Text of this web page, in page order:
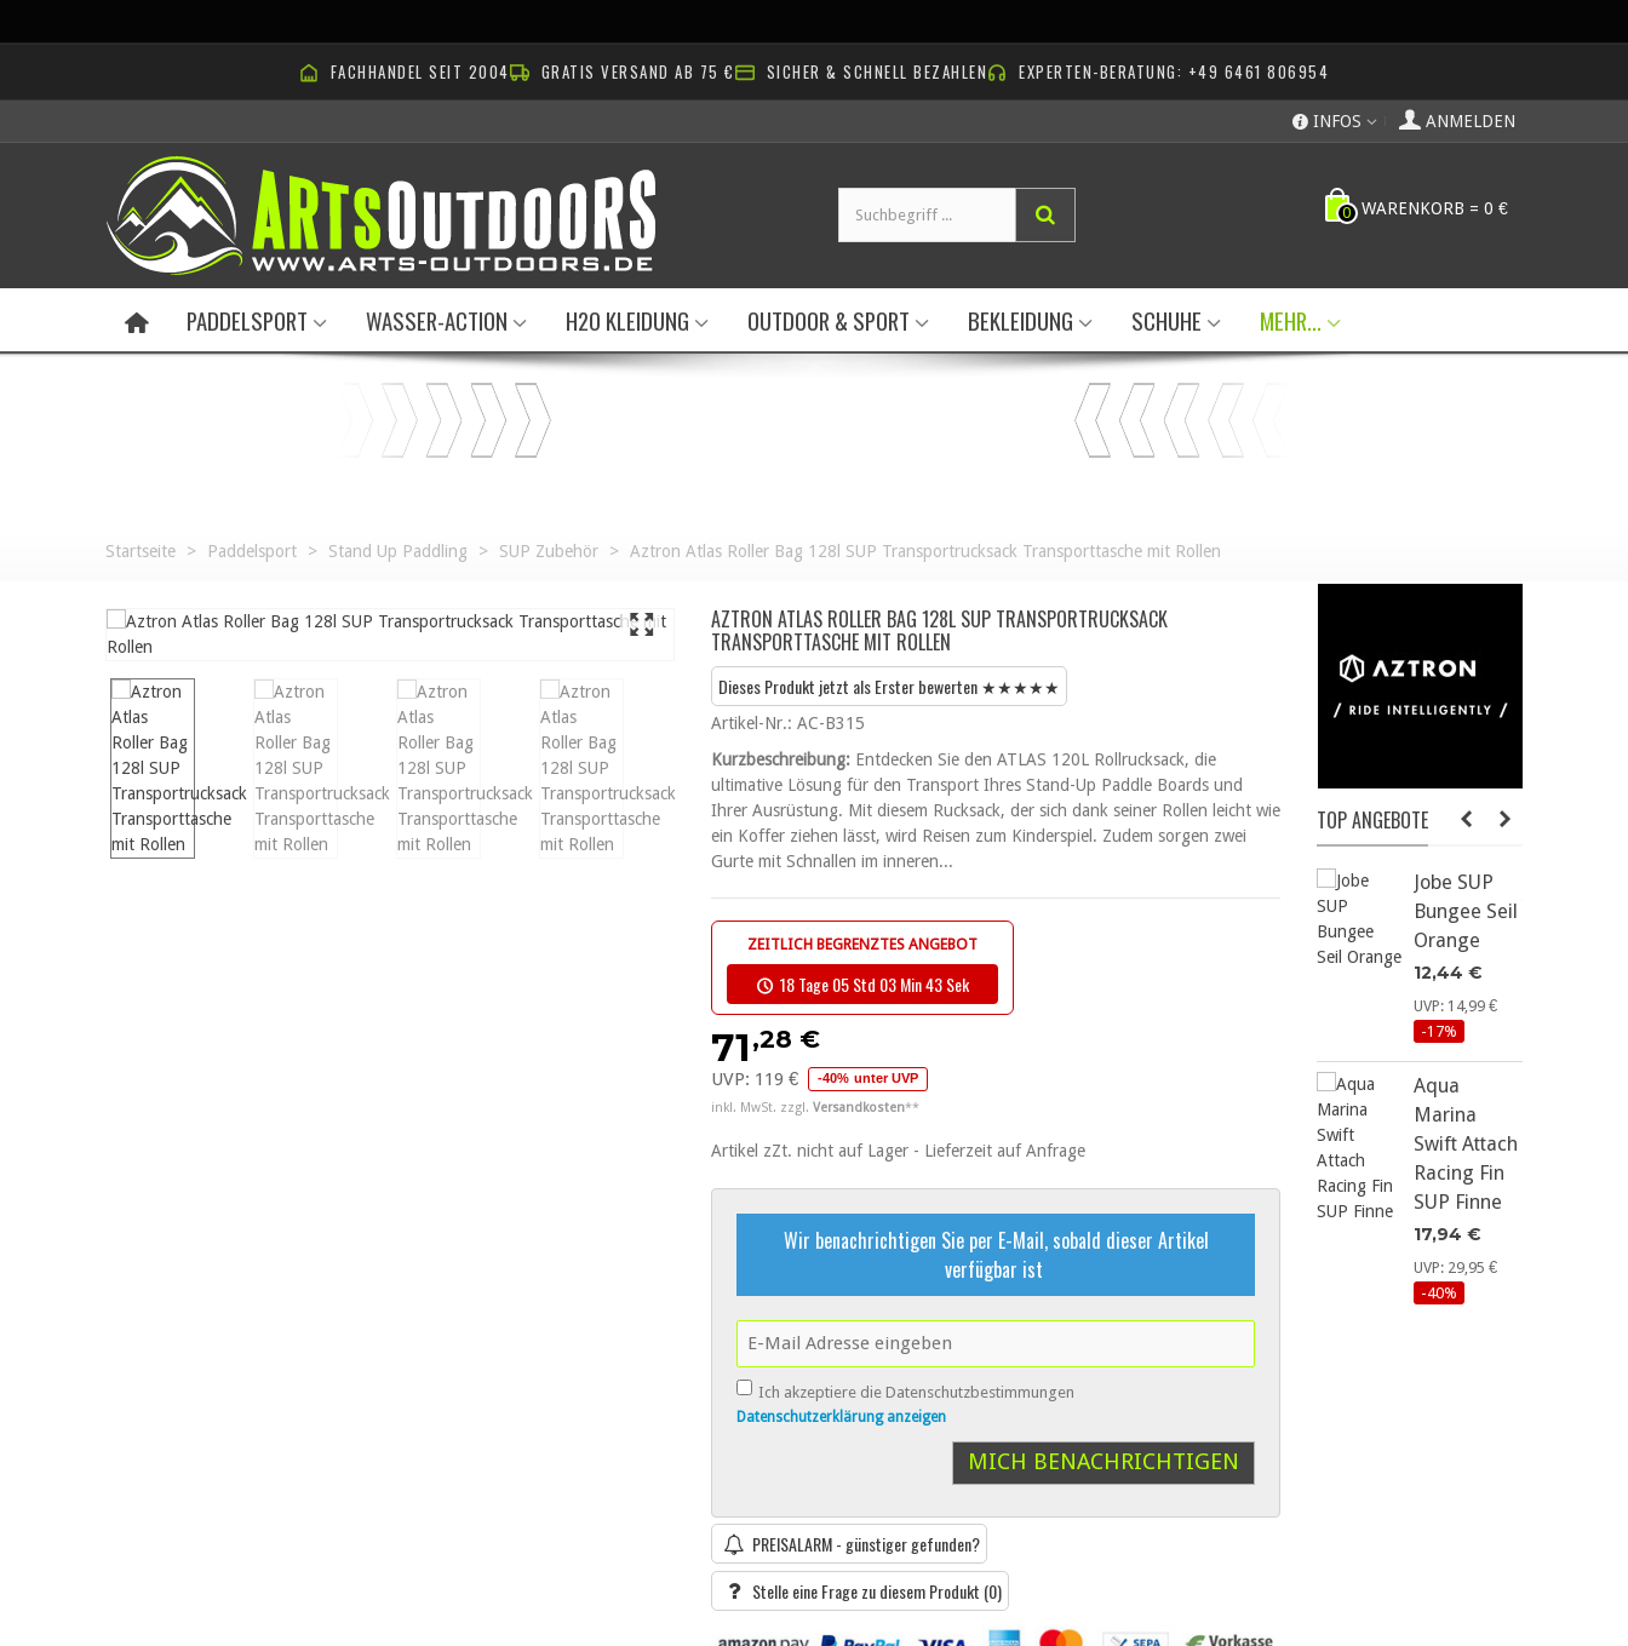
FACHHANDEL SEIT 2004 GRATIS VERSAND AB 75 € SICHER & SCHNELL BEZAHLEN EXPERTEN-BERATUNG: +49 6461 806954
ANMELDEN
INFOS
0 WARENKORB = 0 €
PADDELSPORT WASSER-ACTION H2O KLEIDUNG OUTDOOR & SPORT BEKLEIDUNG SCHUHE MEHR...
Startseite > Paddelsport > Stand Up Paddling > SUP Zubehör > Aztron Atlas Roller Bag 128l SUP Transportrucksack Transporttasche mit Rollen
AZTRON ATLAS ROLLER BAG 128L SUP TRANSPORTRUCKSACK
TRANSPORTTASCHE MIT ROLLEN
Dieses Produkt jetzt als Erster bewerten ★★★★★
Artikel-Nr.: AC-B315
Kurzbeschreibung: Entdecken Sie den ATLAS 120L Rollrucksack, die
ultimative Lösung für den Transport Ihres Stand-Up Paddle Boards und
Ihrer Ausrüstung. Mit diesem Rucksack, der sich dank seiner Rollen leicht wie
ein Koffer ziehen lässt, wird Reisen zum Kinderspiel. Zudem sorgen zwei
Gurte mit Schnallen im inneren...
ZEITLICH BEGRENZTES ANGEBOT
18 Tage 05 Std 03 Min 42 Sek
71 ,28 €
UVP: 119 € -40% unter UVP
inkl. MwSt. zzgl. Versandkosten**
Artikel zZt. nicht auf Lager - Lieferzeit auf Anfrage
Wir benachrichtigen Sie per E-Mail, sobald dieser Artikel
verfügbar ist
Ich akzeptiere die Datenschutzbestimmungen
Datenschutzerklärung anzeigen
MICH BENACHRICHTIGEN
PREISALARM - günstiger gefunden?
Stelle eine Frage zu diesem Produkt (0)
TOP ANGEBOTE
Jobe SUP
Bungee Seil
Orange
12,44 €
UVP: 14,99 €
-17%
Aqua
Marina
Swift Attach
Racing Fin
SUP Finne
17,94 €
UVP: 29,95 €
-40%